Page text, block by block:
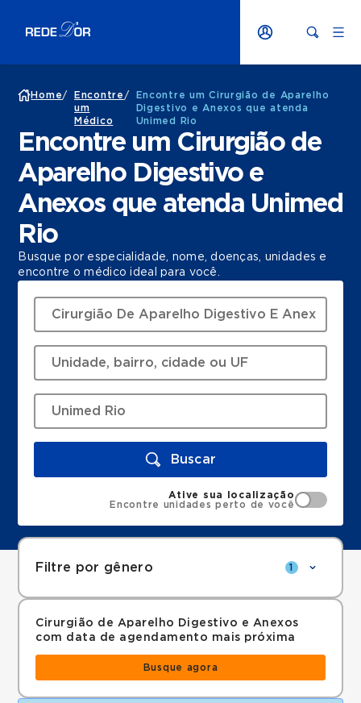
Home/
Encontre
um
Médico
/
Encontre um Cirurgião de Aparelho
Digestivo e Anexos que atenda
Unimed Rio
Encontre um Cirurgião de
Aparelho Digestivo e
Anexos que atenda Unimed
Rio
Busque por especialidade, nome, doenças, unidades e
encontre o médico ideal para você.
Buscar
Ative sua localização
Encontre unidades perto de você
Filtre por gênero 1
Cirurgião de Aparelho Digestivo e Anexos
com data de agendamento mais próxima
Busque agora